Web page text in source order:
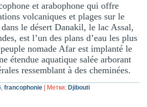
et arabophone qui offre
volcaniques et plages sur le
le désert Danakil, le lac Assal,
est l’un des plans d’eau les plus
nomade Afar est implanté le
étendue aquatique salée arborant
ressemblant à des cheminées.
,francophonie Метки: Djibouti